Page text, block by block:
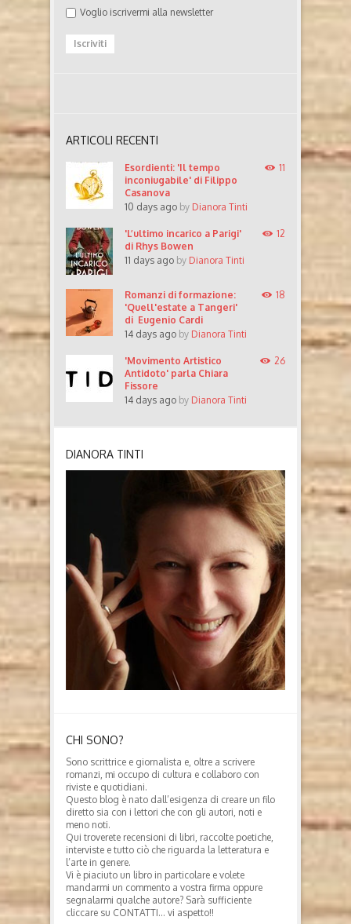
Voglio iscrivermi alla newsletter
ARTICOLI RECENTI
Esordienti: 'Il tempo
inconiugabile' di Filippo
Casanova
10 days ago by Dianora Tinti
11
'L’ultimo incarico a Parigi'
di Rhys Bowen
11 days ago by Dianora Tinti
12
Romanzi di formazione:
'Quell'estate a Tangeri'
di Eugenio Cardi
14 days ago by Dianora Tinti
18
'Movimento Artistico
Antidoto' parla Chiara
Fissore
14 days ago by Dianora Tinti
26
DIANORA TINTI
CHI SONO?
Sono scrittrice e giornalista e, oltre a scrivere
romanzi, mi occupo di cultura e collaboro con
riviste e quotidiani.
Questo blog è nato dall’esigenza di creare un filo
diretto sia con i lettori che con gli autori, noti e
meno noti.
Qui troverete recensioni di libri, raccolte poetiche,
interviste e tutto ciò che riguarda la letteratura e
l’arte in genere.
Vi è piaciuto un libro in particolare e volete
mandarmi un commento a vostra firma oppure
segnalarmi qualche autore? Sarà sufficiente
cliccare su CONTATTI… vi aspetto!!